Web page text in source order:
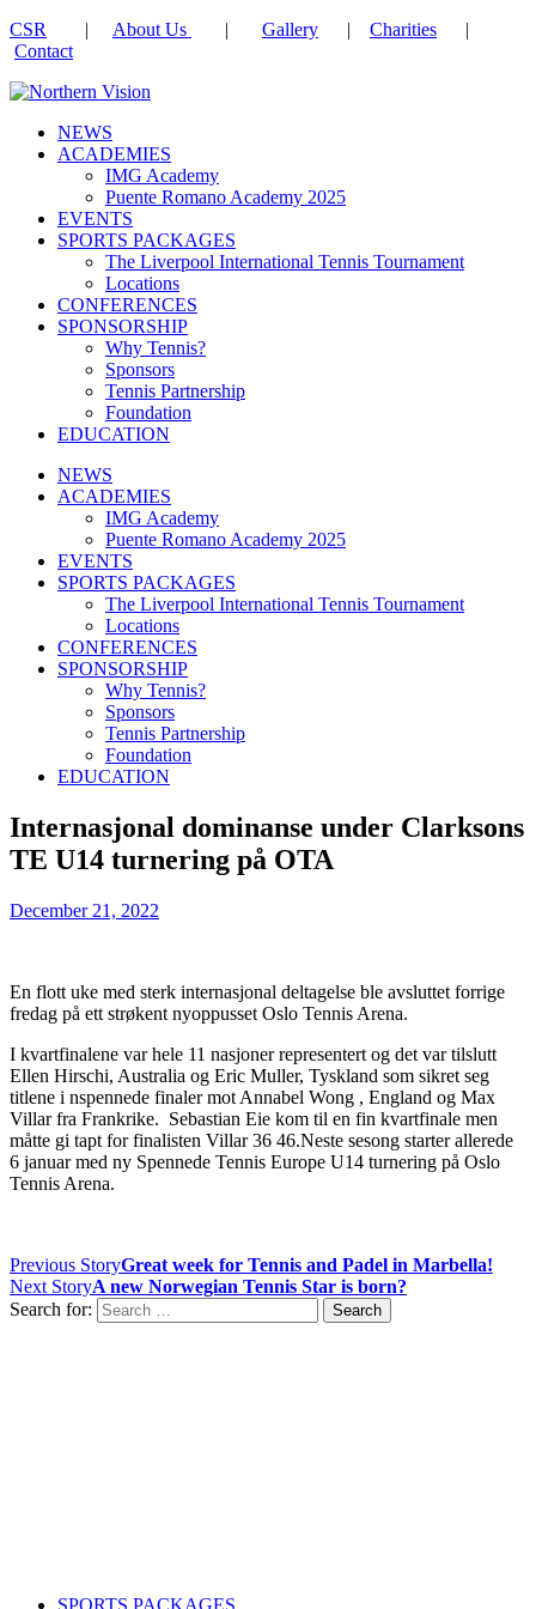
CSR | About Us | Gallery | Charities |
Contact
NEWS
ACADEMIES
IMG Academy
Puente Romano Academy 2025
EVENTS
SPORTS PACKAGES
The Liverpool International Tennis Tournament
Locations
CONFERENCES
SPONSORSHIP
Why Tennis?
Sponsors
Tennis Partnership
Foundation
EDUCATION
NEWS
ACADEMIES
IMG Academy
Puente Romano Academy 2025
EVENTS
SPORTS PACKAGES
The Liverpool International Tennis Tournament
Locations
CONFERENCES
SPONSORSHIP
Why Tennis?
Sponsors
Tennis Partnership
Foundation
EDUCATION
Internasjonal dominanse under Clarksons
TE U14 turnering på OTA
December 21, 2022
En flott uke med sterk internasjonal deltagelse ble avsluttet forrige
fredag på ett strøkent nyoppusset Oslo Tennis Arena.
I kvartfinalene var hele 11 nasjoner representert og det var tilslutt
Ellen Hirschi, Australia og Eric Muller, Tyskland som sikret seg
titlene i nspennede finaler mot Annabel Wong , England og Max
Villar fra Frankrike. Sebastian Eie kom til en fin kvartfinale men
måtte gi tapt for finalisten Villar 36 46.Neste sesong starter allerede
6 januar med ny Spennede Tennis Europe U14 turnering på Oslo
Tennis Arena.
Previous StoryGreat week for Tennis and Padel in Marbella!
Next StoryA new Norwegian Tennis Star is born?
Search for:
SPORTS PACKAGES